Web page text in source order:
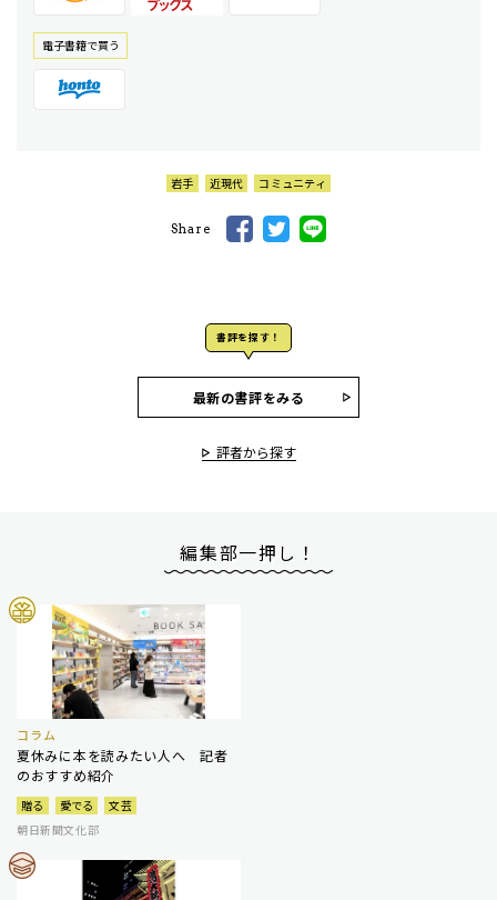
電⼦書籍で買う
岩手 近現代 コミュニティ
Share
書評を探す！
最新の書評をみる
評者から探す
編集部一押し！
コラム
夏休みに本を読みたい人へ 記者
のおすすめ紹介
贈る 愛でる
文芸
朝日新聞文化部